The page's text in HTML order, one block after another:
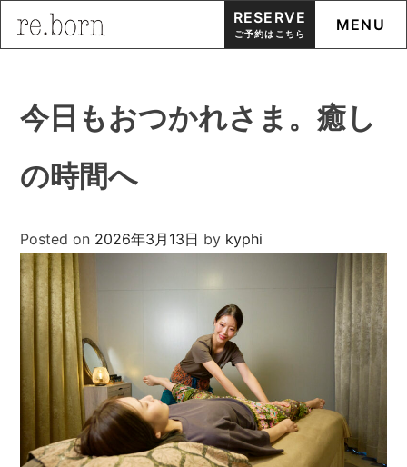
content
RESERVE
ご予約はこちら MENU
今日もおつかれさま。癒し
の時間へ
Posted on 2026年3月13日 by kyphi